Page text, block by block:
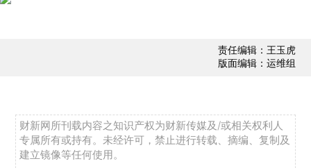
责任编辑：王玉虎
版面编辑：运维组
财新网所刊载内容之知识产权为财新传媒及/或相关权利人
专属所有或持有。未经许可，禁止进行转载、摘编、复制及
建立镜像等任何使用。